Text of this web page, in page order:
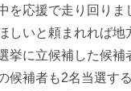
応援で走り回りま
しいと頼まれれば
挙に立候補した候
候補者も2名当選す